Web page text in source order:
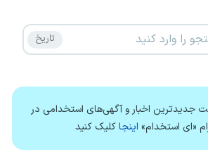
جدیدترین اخبار و آگهی‌های استخدامی در
«ای استخدام» اینجاکلیک کنید